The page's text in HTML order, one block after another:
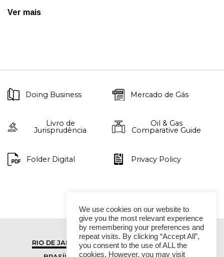
Ver mais
Doing Business Mercado de Gás
Livro de
Jurisprudência
Oil & Gas
Comparative Guide
Folder Digital Privacy Policy
RIO DE JANEIRO
SÃO PAULO
We use cookies on our website to
give you the most relevant experience
by remembering your preferences and
repeat visits. By clicking “Accept All”,
you consent to the use of ALL the
cookies. However, you may visit